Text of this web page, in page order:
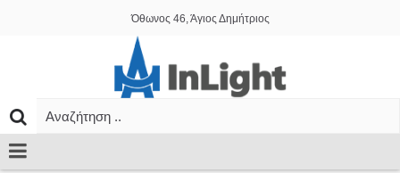
Όθωνος 46, Άγιος Δημήτριος